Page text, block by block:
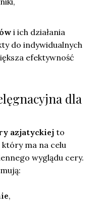
i ich działania
do indywidualnych
efektywność
dla
azjatyckiej to
ma na celu
wyglądu cery.
,